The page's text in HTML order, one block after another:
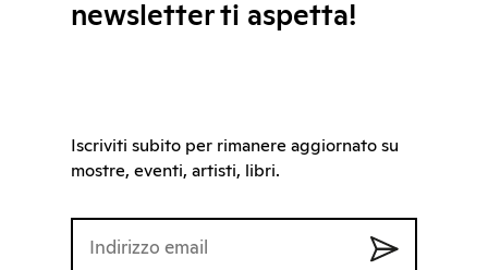
newsletter ti aspetta!
Iscriviti subito per rimanere aggiornato su
mostre, eventi, artisti, libri.